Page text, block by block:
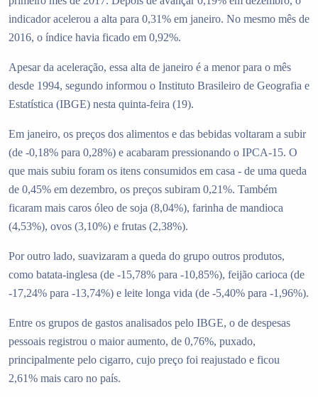
indicador acelerou a alta para 0,31% em janeiro. No mesmo mês de
2016, o índice havia ficado em 0,92%.
Apesar da aceleração, essa alta de janeiro é a menor para o mês
desde 1994, segundo informou o Instituto Brasileiro de Geografia e
Estatística (IBGE) nesta quinta-feira (19).
Em janeiro, os preços dos alimentos e das bebidas voltaram a subir
(de -0,18% para 0,28%) e acabaram pressionando o IPCA-15. O
que mais subiu foram os itens consumidos em casa - de uma queda
de 0,45% em dezembro, os preços subiram 0,21%. Também
ficaram mais caros óleo de soja (8,04%), farinha de mandioca
(4,53%), ovos (3,10%) e frutas (2,38%).
Por outro lado, suavizaram a queda do grupo outros produtos,
como batata-inglesa (de -15,78% para -10,85%), feijão carioca (de
-17,24% para -13,74%) e leite longa vida (de -5,40% para -1,96%).
Entre os grupos de gastos analisados pelo IBGE, o de despesas
pessoais registrou o maior aumento, de 0,76%, puxado,
principalmente pelo cigarro, cujo preço foi reajustado e ficou
2,61% mais caro no país.